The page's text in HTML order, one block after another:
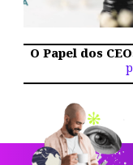
O Papel dos